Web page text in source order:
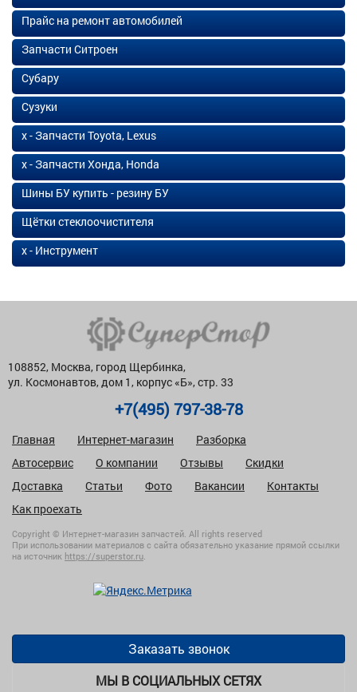
Прайс на ремонт автомобилей
Запчасти Ситроен
Субару
Сузуки
х - Запчасти Toyota, Lexus
х - Запчасти Хонда, Honda
Шины БУ купить - резину БУ
Щётки стеклоочистителя
х - Инструмент
108852, Москва, город Щербинка,
ул. Космонавтов, дом 1, корпус «Б», стр. 33
+7(495) 797-38-78
Главная Интернет-магазин
Разборка
Автосервис
О компании Отзывы
Скидки
Доставка
Статьи Фото Вакансии
Контакты
Как проехать
Copyright © Интернет-магазин запчастей. All rights reserved
При использовании материалов с сайта обязательно указание прямой ссылки
на источник https://superstor.ru.
Заказать звонок
МЫ В СОЦИАЛЬНЫХ СЕТЯХ